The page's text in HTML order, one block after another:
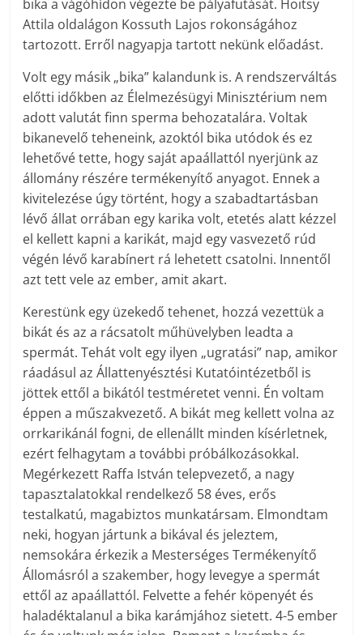
bika a vágóhídon végezte be pályafutását. Hoitsy
Attila oldalágon Kossuth Lajos rokonságához
tartozott. Erről nagyapja tartott nekünk előadást.
Volt egy másik „bika” kalandunk is. A rendszerváltás
előtti időkben az Élelmezésügyi Minisztérium nem
adott valutát finn sperma behozatalára. Voltak
bikanevelő teheneink, azoktól bika utódok és ez
lehetővé tette, hogy saját apaállattól nyerjünk az
állomány részére termékenyítő anyagot. Ennek a
kivitelezése úgy történt, hogy a szabadtartásban
lévő állat orrában egy karika volt, etetés alatt kézzel
el kellett kapni a karikát, majd egy vasvezető rúd
végén lévő karabínert rá lehetett csatolni. Innentől
azt tett vele az ember, amit akart.
Kerestünk egy üzekedő tehenet, hozzá vezettük a
bikát és az a rácsatolt műhüvelyben leadta a
spermát. Tehát volt egy ilyen „ugratási” nap, amikor
ráadásul az Állattenyésztési Kutatóintézetből is
jöttek ettől a bikától testméretet venni. Én voltam
éppen a műszakvezető. A bikát meg kellett volna az
orrkarikánál fogni, de ellenállt minden kísérletnek,
ezért felhagytam a további próbálkozásokkal.
Megérkezett Raffa István telepvezető, a nagy
tapasztalatokkal rendelkező 58 éves, erős
testalkatú, magabiztos munkatársam. Elmondtam
neki, hogyan jártunk a bikával és jeleztem,
nemsokára érkezik a Mesterséges Termékenyítő
Állomásról a szakember, hogy levegye a spermát
ettől az apaállattól. Felvette a fehér köpenyét és
haladéktalanul a bika karámjához sietett. 4-5 ember